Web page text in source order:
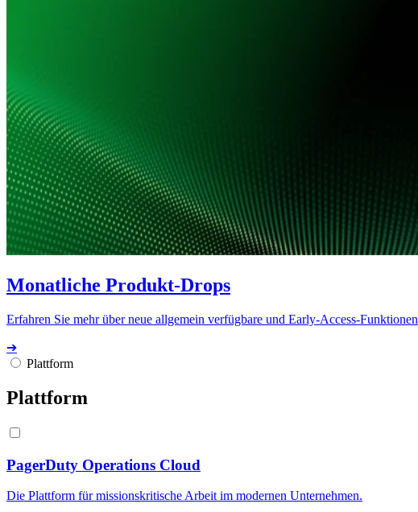
Monatliche Produkt-Drops
Erfahren Sie mehr über neue allgemein verfügbare und Early-Access-Funktionen
➔
Plattform
Plattform
PagerDuty Operations Cloud
Die Plattform für missionskritische Arbeit im modernen Unternehmen.